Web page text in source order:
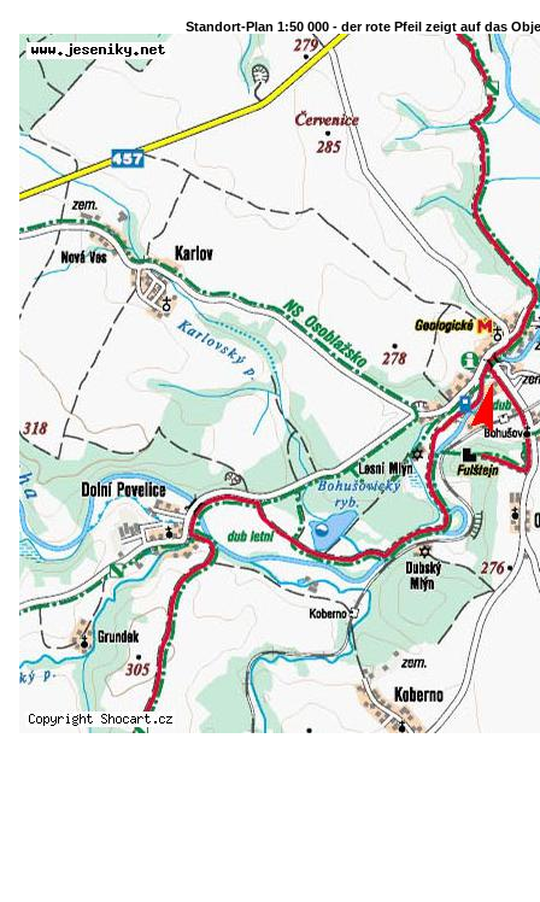
Standort-Plan 1:50 000 - der rote Pfeil zeigt auf das